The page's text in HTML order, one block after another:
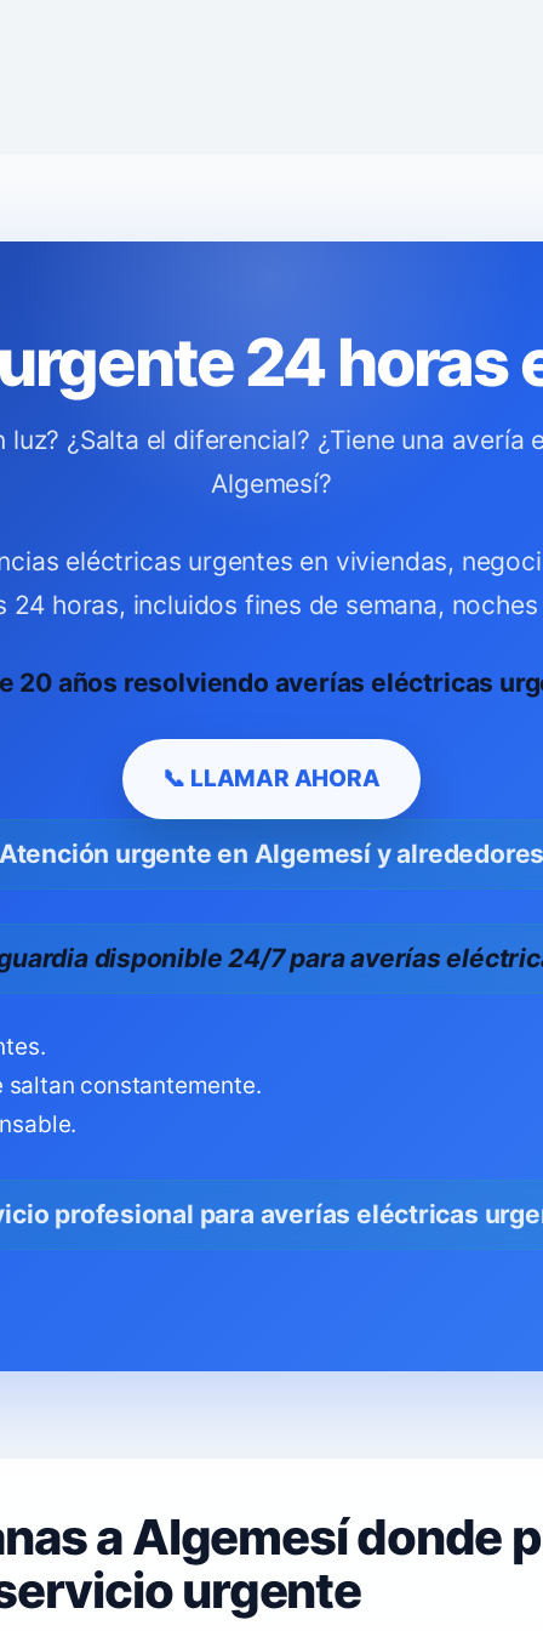
24 horas
luz? ¿Salta el diferencial? ¿Tiene una avería
Algemesí?
eléctricas urgentes en viviendas,
24 horas, incluidos fines de semana,
20 años resolviendo averías eléctricas
📞 LLAMAR AHORA
urgente en Algemesí y
disponible 24/7 para averías
constantemente.
profesional para averías eléctricas
a Algemesí donde
urgente